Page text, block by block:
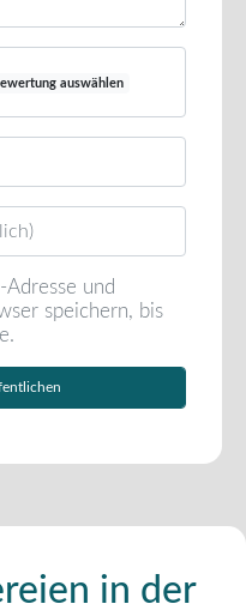
auswählen
und
speichern, bis
in der